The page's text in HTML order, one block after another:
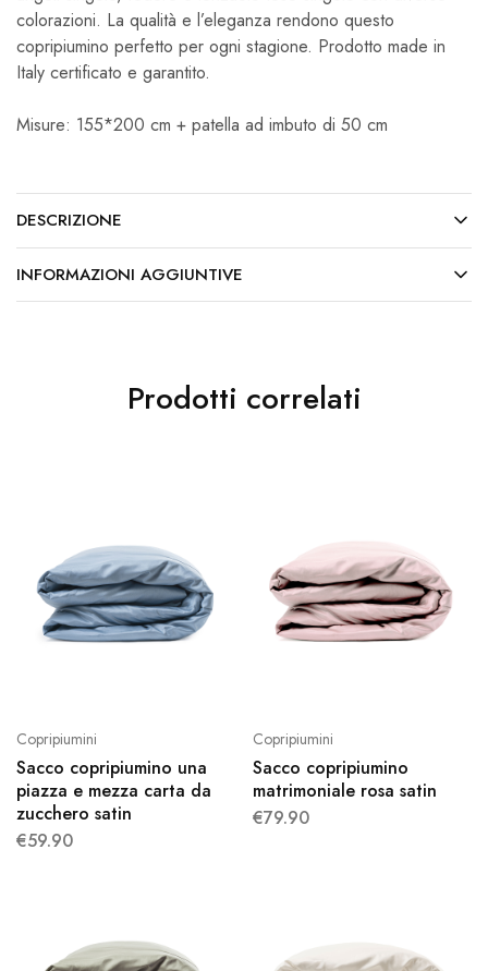
colorazioni. La qualità e l’eleganza rendono questo
copripiumino perfetto per ogni stagione. Prodotto made in
Italy certificato e garantito.
Misure: 155*200 cm + patella ad imbuto di 50 cm
DESCRIZIONE
INFORMAZIONI AGGIUNTIVE
Prodotti correlati
Copripiumini
Sacco copripiumino una
piazza e mezza carta da
zucchero satin
€59.90
Copripiumini
Sacco copripiumino
matrimoniale rosa satin
€79.90